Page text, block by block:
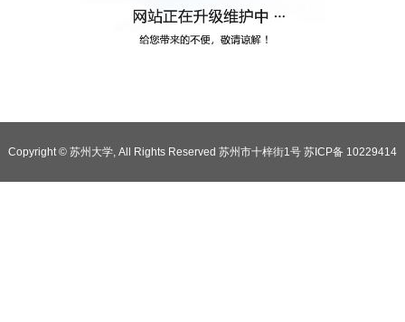
Copyright © 苏州大学, All Rights Reserved 苏州市十梓街1号 苏ICP备 10229414